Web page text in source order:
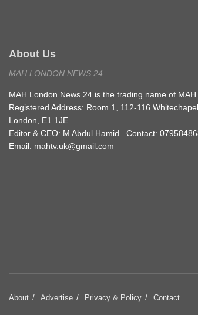
About Us
MAH LONDON NEWS 24
MAH London News 24 is the trading name of MAH
Registered Address: Room 1, 112-116
London, E1 1JE.
Editor & CEO: M Abdul Hamid . Contact:
Email: mahtv.uk@gmail.com
About Advertise Privacy & Policy Contact